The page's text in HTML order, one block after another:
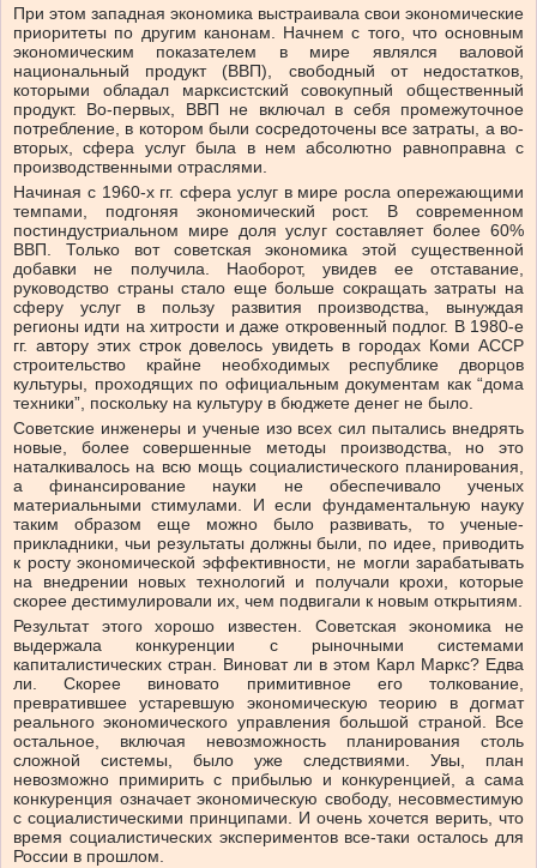
При этом западная экономика выстраивала свои экономические
приоритеты по другим канонам. Начнем с того, что основным
экономическим показателем в мире являлся валовой
национальный продукт (ВВП), свободный от недостатков,
которыми обладал марксистский совокупный общественный
продукт. Во-первых, ВВП не включал в себя промежуточное
потребление, в котором были сосредоточены все затраты, а во-
вторых, сфера услуг была в нем абсолютно равноправна с
производственными отраслями.
Начиная с 1960-х гг. сфера услуг в мире росла опережающими
темпами, подгоняя экономический рост. В современном
постиндустриальном мире доля услуг составляет более 60%
ВВП. Только вот советская экономика этой существенной
добавки не получила. Наоборот, увидев ее отставание,
руководство страны стало еще больше сокращать затраты на
сферу услуг в пользу развития производства, вынуждая
регионы идти на хитрости и даже откровенный подлог. В 1980-е
гг. автору этих строк довелось увидеть в городах Коми АССР
строительство крайне необходимых республике дворцов
культуры, проходящих по официальным документам как “дома
техники”, поскольку на культуру в бюджете денег не было.
Советские инженеры и ученые изо всех сил пытались внедрять
новые, более совершенные методы производства, но это
наталкивалось на всю мощь социалистического планирования,
а финансирование науки не обеспечивало ученых
материальными стимулами. И если фундаментальную науку
таким образом еще можно было развивать, то ученые-
прикладники, чьи результаты должны были, по идее, приводить
к росту экономической эффективности, не могли зарабатывать
на внедрении новых технологий и получали крохи, которые
скорее дестимулировали их, чем подвигали к новым открытиям.
Результат этого хорошо известен. Советская экономика не
выдержала конкуренции с рыночными системами
капиталистических стран. Виноват ли в этом Карл Маркс? Едва
ли. Скорее виновато примитивное его толкование,
превратившее устаревшую экономическую теорию в догмат
реального экономического управления большой страной. Все
остальное, включая невозможность планирования столь
сложной системы, было уже следствиями. Увы, план
невозможно примирить с прибылью и конкуренцией, а сама
конкуренция означает экономическую свободу, несовместимую
с социалистическими принципами. И очень хочется верить, что
время социалистических экспериментов все-таки осталось для
России в прошлом.